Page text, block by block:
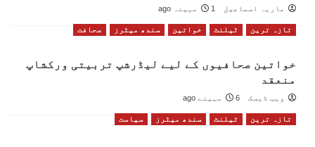
ماریہ اسماعیل 1 مہینہ ago
تازہ ترین ٹیلنٹ خواتین سندھ میٹرز صحافت
خواتین صحافیوں کے لیے لیڈرشپ تربیتی ورکشاپ
منعقد
ویب ڈیسک 6 مہینے ago
تازہ ترین ٹیلنٹ سندھ میٹرز سیاست